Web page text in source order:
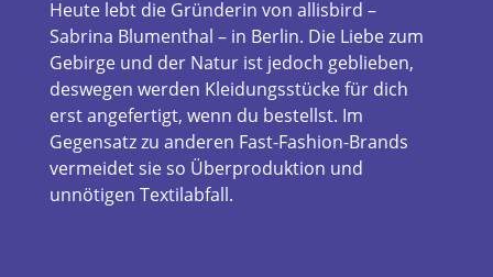
Heute lebt die Gründerin von allisbird –
Sabrina Blumenthal – in Berlin. Die Liebe zum
Gebirge und der Natur ist jedoch geblieben,
deswegen werden Kleidungsstücke für dich
erst angefertigt, wenn du bestellst. Im
Gegensatz zu anderen Fast-Fashion-Brands
vermeidet sie so Überproduktion und
unnötigen Textilabfall.